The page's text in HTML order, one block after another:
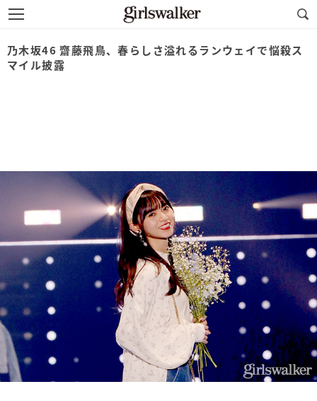
乃木坂46 齋藤飛鳥、春らしさ溢れるランウェイで悩殺ス
マイル披露